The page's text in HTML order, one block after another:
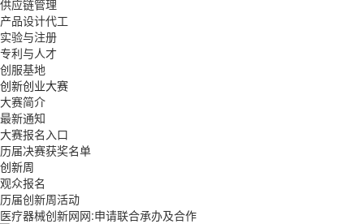
供应链管理
产品设计代工
实验与注册
专利与人才
创服基地
创新创业大赛
大赛简介
最新通知
大赛报名入口
历届决赛获奖名单
创新周
观众报名
历届创新周活动
医疗器械创新网网:申请联合承办及合作